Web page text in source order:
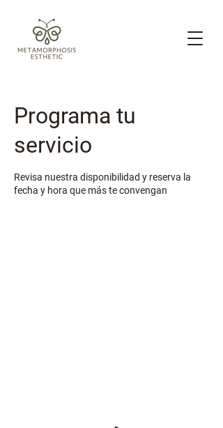
Programa tu
servicio
Revisa nuestra disponibilidad y reserva la
fecha y hora que más te convengan